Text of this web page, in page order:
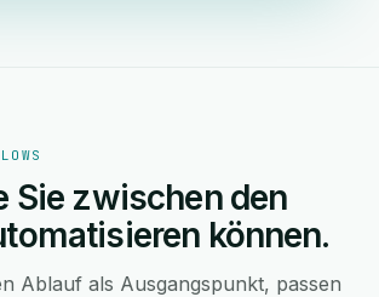
Sie zwischen den
können.
Ablauf als Ausgangspunkt, passen